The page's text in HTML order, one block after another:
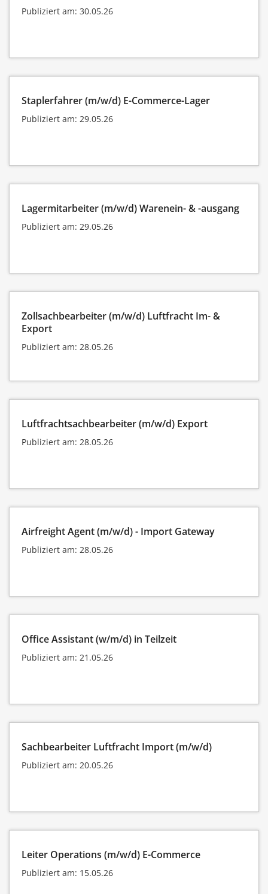
Publiziert am: 30.05.26
Staplerfahrer (m/w/d) E-Commerce-Lager
Publiziert am: 29.05.26
Lagermitarbeiter (m/w/d) Warenein- & -ausgang
Publiziert am: 29.05.26
Zollsachbearbeiter (m/w/d) Luftfracht Im- &
Export
Publiziert am: 28.05.26
Luftfrachtsachbearbeiter (m/w/d) Export
Publiziert am: 28.05.26
Airfreight Agent (m/w/d) - Import Gateway
Publiziert am: 28.05.26
Office Assistant (w/m/d) in Teilzeit
Publiziert am: 21.05.26
Sachbearbeiter Luftfracht Import (m/w/d)
Publiziert am: 20.05.26
Leiter Operations (m/w/d) E-Commerce
Publiziert am: 15.05.26